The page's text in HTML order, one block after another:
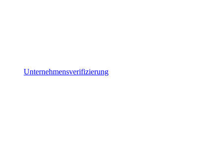
Unternehmensverifizierung